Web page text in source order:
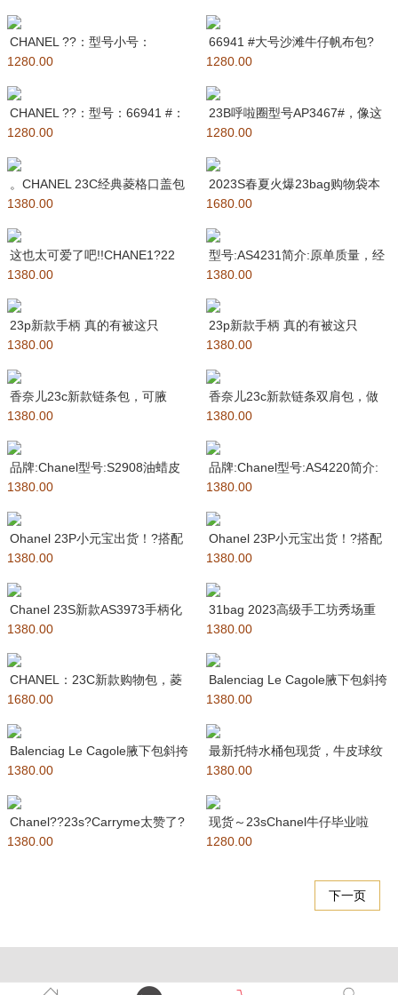
CHANEL ??：型号小号：
67001#：尺寸：33X
1280.00
66941 #大号沙滩牛仔帆布包?
chanel deauvi
1280.00
CHANEL ??：型号：66941 #：
尺寸：38X3
1280.00
23B呼啦圈型号AP3467#，像这
种小香几年才会出一次的呼
1280.00
。CHANEL 23C经典菱格口盖包
饰以粗旷金色链子润饰手
1380.00
2023S春夏火爆23bag购物袋本
季最火最值得入手的系列，
1680.00
这也太可爱了吧!!CHANE1?22
3A小号AS4220
1380.00
型号:AS4231简介:原单质量，经
典之作，华丽与气质的前沿
1380.00
23p新款手柄 真的有被这只
Chanel的手柄包美到了!
1380.00
23p新款手柄 真的有被这只
Chanel的手柄包美到了!
1380.00
香奈儿23c新款链条包，可腋
下，可以斜背！包的容量也非常
1380.00
香奈儿23c新款链条双肩包，做
旧复古五金，很好中古气息，包
1380.00
品牌:Chanel型号:S2908油蜡皮
简介:原单质量，经典
1380.00
品牌:Chanel型号:AS4220简介:
原单质量，经典之作
1380.00
Ohanel 23P小元宝出货！?搭配
菱格纹 皮质细腻耐用
1380.00
Ohanel 23P小元宝出货！?搭配
菱格纹 皮质细腻耐用
1380.00
Chanel 23S新款AS3973手柄化
妆包 这一季超热
1380.00
31bag 2023高级手工坊秀场重
磅回归 mini版Cha
1380.00
CHANEL：23C新款购物包，菱
格购物袋，原版球纹制作，内
1680.00
Balenciag Le Cagole腋下包斜挎
包 202
1380.00
Balenciag Le Cagole腋下包斜挎
包 20
1380.00
最新托特水桶包现货，牛皮球纹
鱼子酱系列，设计简单大方，经
1380.00
Chanel??23s?Carryme太赞了?
终于在今天
1380.00
现货～23sChanel牛仔毕业啦
~~mini邮差小废包
1280.00
下一页